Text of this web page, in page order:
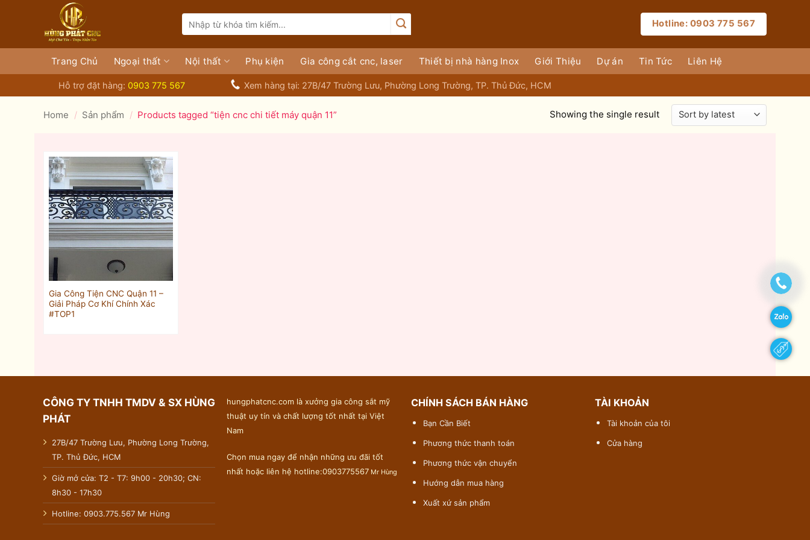
dung
for:
Hotline: 0903 775 567
Trang Chủ Ngoại thất Nội thất Phụ kiện Gia công cắt cnc, laser Thiết bị nhà hàng Inox Giới Thiệu Dự án Tin Tức Liên Hệ
Hỗ trợ đặt hàng: 0903 775 567 Xem hàng tại: 27B/47 Trường Lưu, Phường Long Trường, TP. Thủ Đức, HCM
Home / Sản phẩm / Products tagged “tiện cnc chi tiết máy quận 11” Showing the single result
Gia Công Tiện CNC Quận 11 –
Giải Pháp Cơ Khí Chính Xác
#TOP1
CÔNG TY TNHH TMDV & SX HÙNG
PHÁT
27B/47 Trường Lưu, Phường Long Trường,
TP. Thủ Đức, HCM
Giờ mở cửa: T2 - T7: 9h00 - 20h30; CN:
8h30 - 17h30
Hotline: 0903.775.567 Mr Hùng
hungphatcnc.com là xưởng gia công sắt mỹ
thuật uy tín và chất lượng tốt nhất tại Việt
Nam
Chọn mua ngay để nhận những ưu đãi tốt
nhất hoặc liên hệ hotline:0903775567 Mr Hùng
CHÍNH SÁCH BÁN HÀNG
Bạn Cần Biết
Phương thức thanh toán
Phương thức vận chuyển
Hướng dẫn mua hàng
Xuất xứ sản phẩm
TÀI KHOẢN
Tài khoản của tôi
Cửa hàng